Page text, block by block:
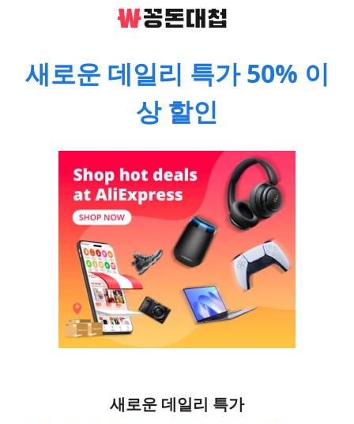
새로운 데일리 특가 50% 이
상 할인
새로운 데일리 특가